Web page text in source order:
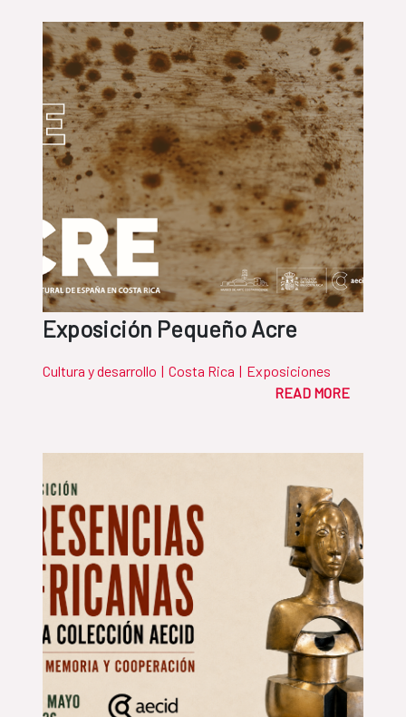
Exposición Pequeño Acre
Cultura y desarrollo | Costa Rica | Exposiciones
READ MORE